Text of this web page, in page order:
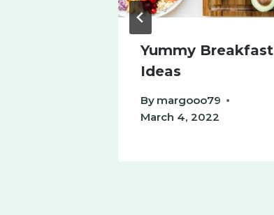
Yummy Breakfast
Ideas
By margooo79
March 4, 2022